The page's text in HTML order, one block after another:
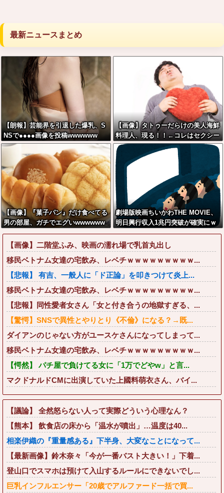
最新ニュースまとめ
【朗報】芸能界を引退した爆乳、S
NSで●●●●画像を投稿wwwwww
【画像】タトゥーだらけの美人海鮮
料理人、現る！！←コレはセクシー
過ぎてワイらにブッ刺さりまくりw
w w w w w w w w
【画像】『菓子パン』だけ食べてる
男の部屋、ガチでエグいwwwwww
劇場版映画ちいかわTHE MOVIE、
明日興行収入1兆円突破が確実にｗ
ｗｗｗｗｗｗｗｗｗｗｗｗ
【画像】二階堂ふみ、映画の濡れ場で乳首丸出し
移民ベトナム女達の宅飲み、レベチｗｗｗｗｗｗｗｗｗ...
【悲報】 有吉、一般人に「ド正論」を叩きつけて炎上...
移民ベトナム女達の宅飲み、レベチｗｗｗｗｗｗｗｗｗ...
【悲報】同性愛者女さん「女と付き合うの地獄すぎる、...
【驚愕】SNSで異性とやりとり《不倫》になる？→既...
ダイアンのじゃない方がユースケさんになってしまって...
移民ベトナム女達の宅飲み、レベチｗｗｗｗｗｗｗｗｗ...
【愕然】 パチ屋で負けてる女に「1万でどやw」と言...
マクドナルドCMに出演していた上國料萌衣さん、バイ...
【議論】 全然怒らない人って実際どういう心理なん？
【熊本】 飲食店の床から「温水が噴出」…温度は40...
相楽伊織の『重量感ある』下半身、大変なことになって...
【最新画像】鈴木奈々「今が一番バスト大きい！」下着...
登山口でスマホは預けて入山するルールにできないでし...
巨乳インフルエンサー「20歳でアルファード一括で買...